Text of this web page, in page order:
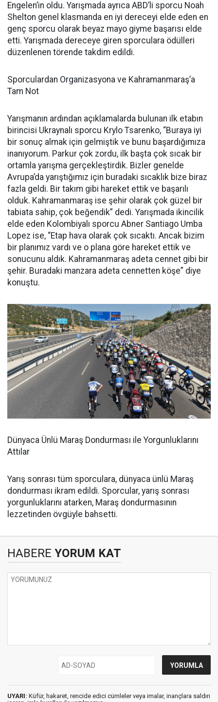
Engelen’in oldu. Yarışmada ayrıca ABD’li sporcu Noah
Shelton genel klasmanda en iyi dereceyi elde eden en
genç sporcu olarak beyaz mayo giyme başarısı elde
etti. Yarışmada dereceye giren sporculara ödülleri
düzenlenen törende takdim edildi.
Sporculardan Organizasyona ve Kahramanmaraş’a
Tam Not
Yarışmanın ardından açıklamalarda bulunan ilk etabın
birincisi Ukraynalı sporcu Krylo Tsarenko, “Buraya iyi
bir sonuç almak için gelmiştik ve bunu başardığımıza
inanıyorum. Parkur çok zordu, ilk başta çok sıcak bir
ortamla yarışma gerçekleştirdik. Bizler genelde
Avrupa’da yarıştığımız için buradaki sıcaklık bize biraz
fazla geldi. Bir takım gibi hareket ettik ve başarılı
olduk. Kahramanmaraş ise şehir olarak çok güzel bir
tabiata sahip, çok beğendik” dedi. Yarışmada ikincilik
elde eden Kolombiyalı sporcu Abner Santiago Umba
Lopez ise, “Etap hava olarak çok sıcaktı. Ancak bizim
bir planımız vardı ve o plana göre hareket ettik ve
sonucunu aldık. Kahramanmaraş adeta cennet gibi bir
şehir. Buradaki manzara adeta cennetten köşe” diye
konuştu.
Dünyaca Ünlü Maraş Dondurması ile Yorgunluklarını
Attılar
Yarış sonrası tüm sporculara, dünyaca ünlü Maraş
dondurması ikram edildi. Sporcular, yarış sonrası
yorgunluklarını atarken, Maraş dondurmasının
lezzetinden övgüyle bahsetti.
HABERE YORUM KAT
UYARI: Küfür, hakaret, rencide edici cümleler veya imalar, inançlara saldırı